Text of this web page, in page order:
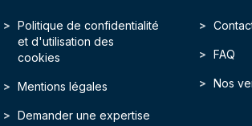
Politique de confidentialité
et d'utilisation des
cookies
Mentions légales
Demander une expertise
FAQ
Nos